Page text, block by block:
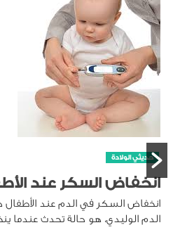
حديثي الولادة
حديثي الولادة، أو نقص سكر
عندما ينخفض مستوى السكر...